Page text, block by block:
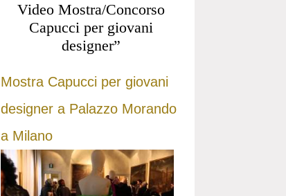
Video Mostra/Concorso
Capucci per giovani
designer”
Mostra Capucci per giovani
designer a Palazzo Morando
a Milano